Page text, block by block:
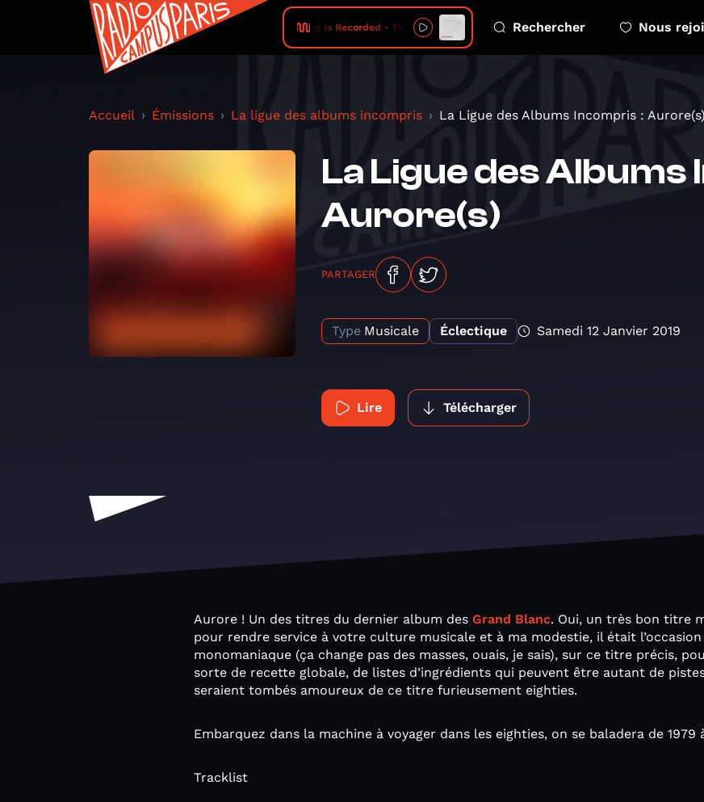
Everything Is Recorded • The Rhythm of Life and Death Rechercher Nous
Accueil Émissions La ligue des albums incompris La Ligue des Albums Incompris : Aurore(s)
La Ligue des Albums
Aurore(s)
PARTAGER
Type Musicale Éclectique Samedi 12 Janvier 2019
Lire Télécharger
Aurore ! Un des titres du dernier album des Grand Blanc. Oui, un très bon titre
pour rendre service à votre culture musicale et à ma modestie, il était
monomaniaque (ça change pas des masses, ouais, je sais), sur ce titre précis,
sorte de recette globale, de listes d’ingrédients qui peuvent être autant de
seraient tombés amoureux de ce titre furieusement eighties.
Embarquez dans la machine à voyager dans les eighties, on se baladera de 1979
Tracklist